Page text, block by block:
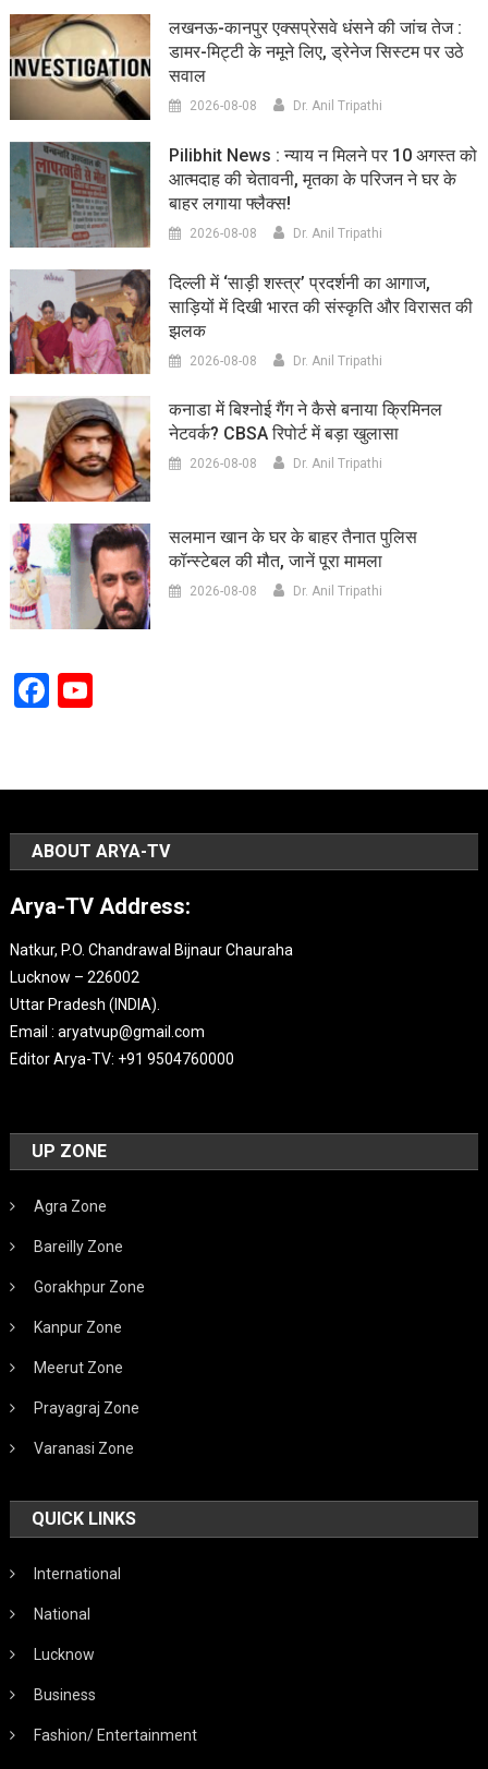
लखनऊ-कानपुर एक्सप्रेसवे धंसने की जांच तेज :
डामर-मिट्टी के नमूने लिए, ड्रेनेज सिस्टम पर उठे
सवाल
2026-08-08 Dr. Anil Tripathi
Pilibhit News : न्याय न मिलने पर 10 अगस्त को
आत्मदाह की चेतावनी, मृतका के परिजन ने घर के
बाहर लगाया फ्लैक्स!
2026-08-08 Dr. Anil Tripathi
दिल्ली में ‘साड़ी शस्त्र’ प्रदर्शनी का आगाज,
साड़ियों में दिखी भारत की संस्कृति और विरासत की
झलक
2026-08-08 Dr. Anil Tripathi
कनाडा में बिश्नोई गैंग ने कैसे बनाया क्रिमिनल
नेटवर्क? CBSA रिपोर्ट में बड़ा खुलासा
2026-08-08 Dr. Anil Tripathi
सलमान खान के घर के बाहर तैनात पुलिस
कॉन्स्टेबल की मौत, जानें पूरा मामला
2026-08-08 Dr. Anil Tripathi
Facebook
YouTube
ABOUT ARYA-TV
Arya-TV Address:
Natkur, P.O. Chandrawal Bijnaur Chauraha
Lucknow – 226002
Uttar Pradesh (INDIA).
Email : aryatvup@gmail.com
Editor Arya-TV: +91 9504760000
UP ZONE
Agra Zone
Bareilly Zone
Gorakhpur Zone
Kanpur Zone
Meerut Zone
Prayagraj Zone
Varanasi Zone
QUICK LINKS
International
National
Lucknow
Business
Fashion/ Entertainment